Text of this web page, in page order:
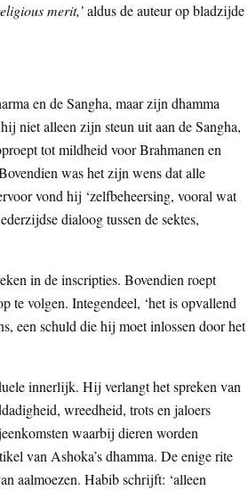
merit,’aldus de auteur op bladzijde
en de Sangha, maar zijn dhamma
niet alleen zijn steun uit aan de Sangha,
tot mildheid voor Brahmanen en
was het zijn wens dat alle
vond hij ‘zelfbeheersing, vooral wat
dialoog tussen de sektes,
in de inscripties. Bovendien roept
te volgen. Integendeel, ‘het is opvallend
een schuld die hij moet inlossen door het
innerlijk. Hij verlangt het spreken van
wreedheid, trots en jaloers
waarbij dieren worden
van Ashoka’s dhamma. De enige rite
aalmoezen. Habib schrijft: ‘alleen